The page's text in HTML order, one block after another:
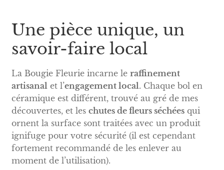
Une pièce unique, un
savoir-faire local
La Bougie Fleurie incarne le raffinement
artisanal et l’engagement local. Chaque bol en
céramique est différent, trouvé au gré de mes
découvertes, et les chutes de fleurs séchéesqui
ornent la surface sont traitées avec un produit
ignifuge pour votre sécurité (il est cependant
fortement recommandé de les enlever au
moment de l’utilisation).